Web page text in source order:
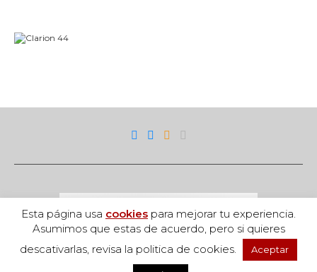
Esta página usa cookies para mejorar tu experiencia.
Asumimos que estas de acuerdo, pero si quieres
descativarlas, revisa la politica de cookies.
Aceptar